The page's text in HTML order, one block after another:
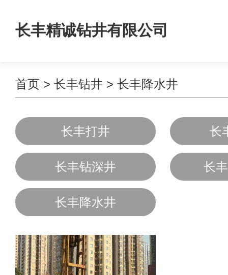
长丰精诚钻井有限公司
首页 > 长丰钻井 > 长丰降水井
长丰打井 长
长丰钻深井 长
长丰降水井